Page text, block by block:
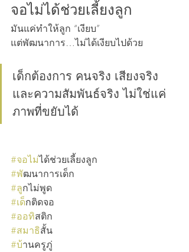
จอไม่ได้ช่วยเลี้ยงลูก
มันแค่ทำให้ลูก “เงียบ”
แต่พัฒนาการ…ไม่ได้เงียบไปด้วย
เด็กต้องการ คนจริง เสียงจริง
และความสัมพันธ์จริง ไม่ใช่แค่
ภาพที่ขยับได้
#จอไม่ได้ช่วยเลี้ยงลูก
#พัฒนาการเด็ก
#ลูกไม่พูด
#เด็กติดจอ
#ออทิสติก
#สมาธิสั้น
#บ้านครูภู่